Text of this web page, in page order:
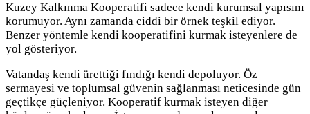
Kuzey Kalkınma Kooperatifi sadece kendi kurumsal yapısını
korumuyor. Aynı zamanda ciddi bir örnek teşkil ediyor.
Benzer yöntemle kendi kooperatifini kurmak isteyenlere de
yol gösteriyor.
Vatandaş kendi ürettiği fındığı kendi depoluyor. Öz
sermayesi ve toplumsal güvenin sağlanması neticesinde gün
geçtikçe güçleniyor. Kooperatif kurmak isteyen diğer